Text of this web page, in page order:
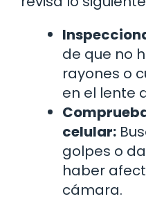
de que no
rayones o
en el lente
celular:
golpes o
haber
cámara.